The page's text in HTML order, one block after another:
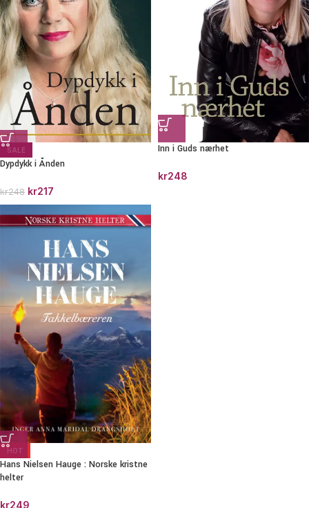
SALE
Dypdykk i Ånden
kr248 kr217
Inn i Guds nærhet
kr248
HOT
Hans Nielsen Hauge : Norske kristne
helter
kr249